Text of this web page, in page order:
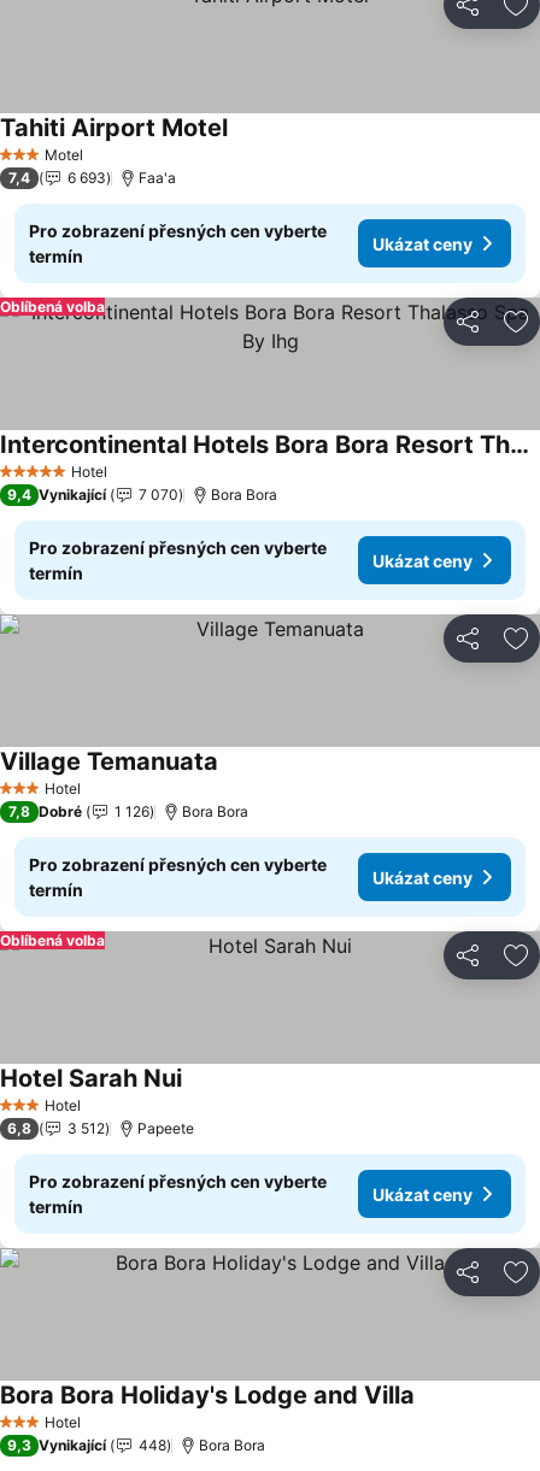
Sdílet
3 Počet hvězdiček
Motel
Tahiti Airport MotelUkázat ceny
7,4 6 693 Faa'a
Pro zobrazení přesných cen vyberte
termín
Ukázat ceny
Sdílet
Oblíbená volba
5 Počet hvězdiček
Hotel
Intercontinental Hotels Bora Bora Resort Thalasso Spa By Ihg
Ukázat ceny
9,4 Vynikající 7 070 Bora Bora
Pro zobrazení přesných cen vyberte
termín
Ukázat ceny
Sdílet
3 Počet hvězdiček
Hotel
Village Temanuata
7,8 Dobré 1 126 Bora Bora
Pro zobrazení přesných cen vyberte
termín
Ukázat ceny
Sdílet
Oblíbená volba
3 Počet hvězdiček
Hotel
Hotel Sarah NuiUkázat ceny
6,8 3 512 Papeete
Pro zobrazení přesných cen vyberte
termín
Ukázat ceny
Sdílet
3 Počet hvězdiček
Hotel
Bora Bora Holiday's Lodge and Villa
9,3 Vynikající 448 Bora Bora